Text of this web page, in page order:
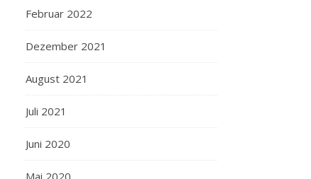
Februar 2022
Dezember 2021
August 2021
Juli 2021
Juni 2020
Mai 2020